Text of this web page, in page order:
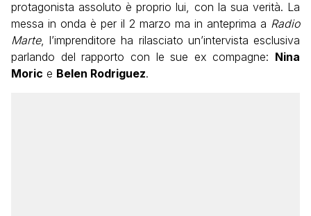
protagonista assoluto è proprio lui, con la sua verità. La
messa in onda è per il 2 marzo ma in anteprima a Radio
Marte, l’imprenditore ha rilasciato un’intervista esclusiva
parlando del rapporto con le sue ex compagne: Nina
Moric e Belen Rodriguez.